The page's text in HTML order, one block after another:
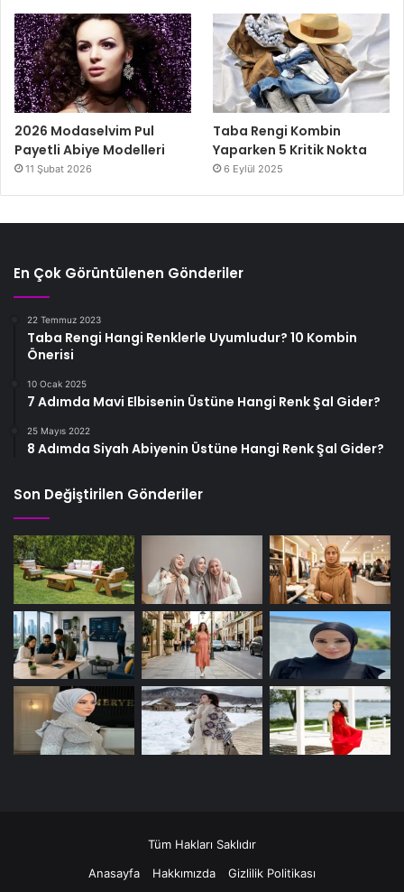
2026 Modaselvim Pul
Payetli Abiye Modelleri
11 Şubat 2026
Taba Rengi Kombin
Yaparken 5 Kritik Nokta
6 Eylül 2025
En Çok Görüntülenen Gönderiler
22 Temmuz 2023
Taba Rengi Hangi Renklerle Uyumludur? 10 Kombin
Önerisi
10 Ocak 2025
7 Adımda Mavi Elbisenin Üstüne Hangi Renk Şal Gider?
25 Mayıs 2022
8 Adımda Siyah Abiyenin Üstüne Hangi Renk Şal Gider?
Son Değiştirilen Gönderiler
Tüm Hakları Saklıdır
Anasayfa
Hakkımızda Gizlilik Politikası